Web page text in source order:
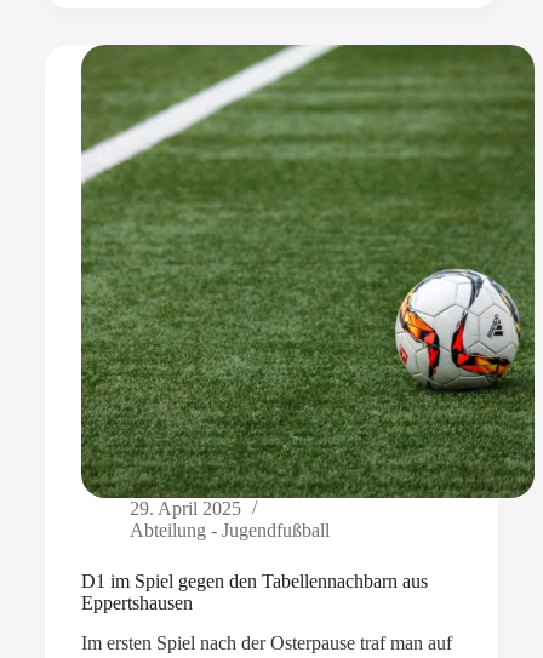
29. April 2025
Abteilung - Jugendfußball
D1 im Spiel gegen den Tabellennachbarn aus
Eppertshausen
Im ersten Spiel nach der Osterpause traf man auf